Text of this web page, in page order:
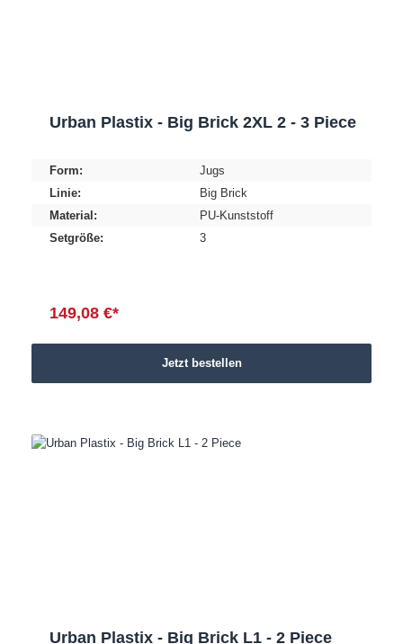
Urban Plastix - Big Brick 2XL 2 - 3 Piece
Form:
Jugs
Linie:
Big Brick
Material:
PU-Kunststoff
Setgröße:
3
149,08 €*
Jetzt bestellen
Urban Plastix - Big Brick L1 - 2 Piece